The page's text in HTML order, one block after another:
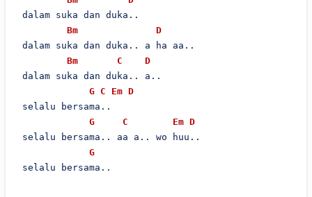
dalam suka dan duka..
Bm
D
dalam suka dan duka.. a ha aa..
Bm
C
D
dalam suka dan duka.. a..
G
C Em D
selalu bersama..
G
C Em D
selalu bersama.. aa a.. wo huu..
G
selalu bersama..